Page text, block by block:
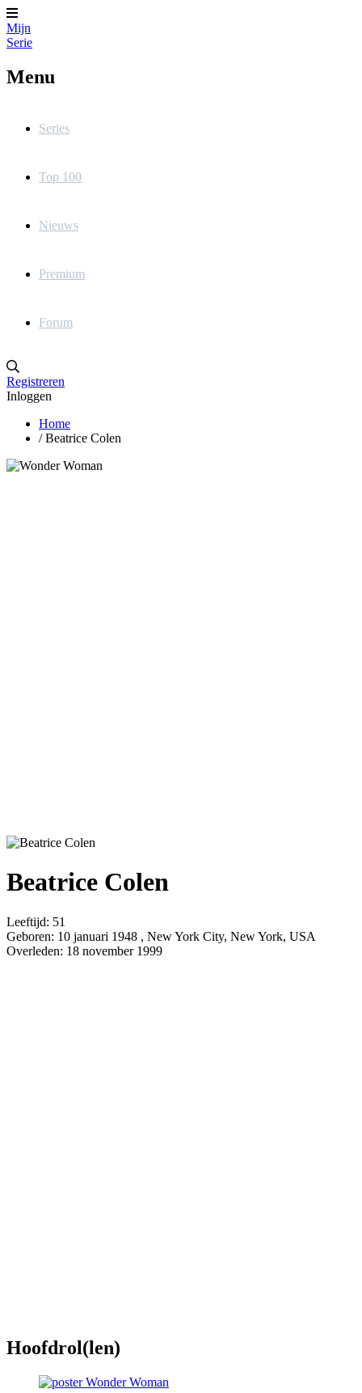
Mijn
Serie
Menu
Series
Top 100
Nieuws
Premium
Forum
Registreren
Inloggen
Home
/ Beatrice Colen
Beatrice Colen
Leeftijd: 51
Geboren: 10 januari 1948 , New York City, New York, USA
Overleden: 18 november 1999
Hoofdrol(len)